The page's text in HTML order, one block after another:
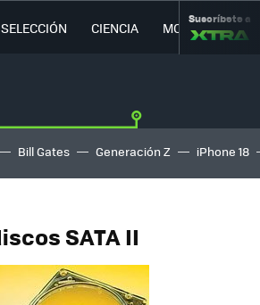
CIENCIA MOVILIDAD
Suscríbete a
Bill Gates Generación Z iPhone 18
SATA II